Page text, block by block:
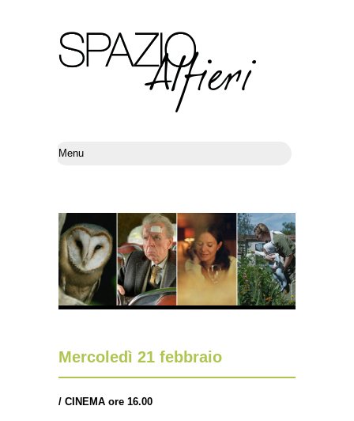
Mercoledì 21 febbraio
/ CINEMA ore 16.00